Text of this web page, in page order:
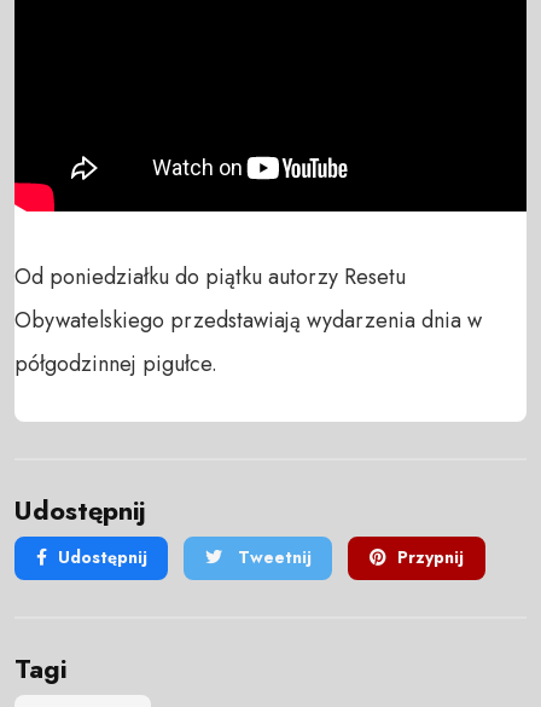
Od poniedziałku do piątku autorzy Resetu
Obywatelskiego przedstawiają wydarzenia dnia w
półgodzinnej pigułce.
Udostępnij
Udostępnij Tweetnij Przypnij
Tagi